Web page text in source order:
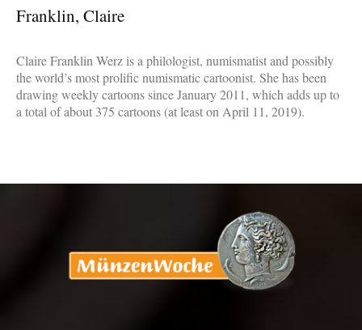
Franklin, Claire
Claire Franklin Werz is a philologist, numismatist and possibly
the world’s most prolific numismatic cartoonist. She has been
drawing weekly cartoons since January 2011, which adds up to
a total of about 375 cartoons (at least on April 11, 2019).